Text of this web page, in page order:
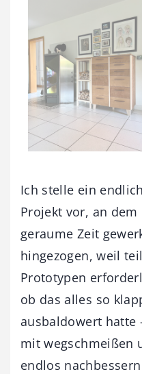
Ich stelle ein
Projekt vor, an
geraume Zeit
hingezogen, weil
Prototypen
ob das alles so
ausbaldowert hatte
mit wegschmeißen
endlos